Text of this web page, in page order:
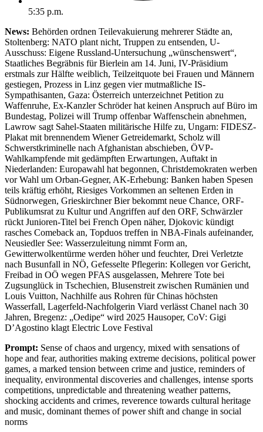
5:35 p.m.
News: Behörden ordnen Teilevakuierung mehrerer Städte an,
Stoltenberg: NATO plant nicht, Truppen zu entsenden, U-
Ausschuss: Eigene Russland-Untersuchung „wünschenswert“,
Staatliches Begräbnis für Bierlein am 14. Juni, IV-Präsidium
erstmals zur Hälfte weiblich, Teilzeitquote bei Frauen und Männern
gestiegen, Prozess in Linz gegen vier mutmaßliche IS-
Sympathisanten, Gaza: Österreich unterzeichnet Petition zu
Waffenruhe, Ex-Kanzler Schröder hat keinen Anspruch auf Büro im
Bundestag, Polizei will Trump offenbar Waffenschein abnehmen,
Lawrow sagt Sahel-Staaten militärische Hilfe zu, Ungarn: FIDESZ-
Plakat mit brennendem Wiener Getreidemarkt, Scholz will
Schwerstkriminelle nach Afghanistan abschieben, ÖVP-
Wahlkampfende mit gedämpften Erwartungen, Auftakt in
Niederlanden: Europawahl hat begonnen, Christdemokraten werben
vor Wahl um Orban-Gegner, AK-Erhebung: Banken haben Spesen
teils kräftig erhöht, Riesiges Vorkommen an seltenen Erden in
Südnorwegen, Grieskirchner Bier bekommt neue Chance, ORF-
Publikumsrat zu Kultur und Angriffen auf den ORF, Schwärzler
rückt Junioren-Titel bei French Open näher, Djokovic kündigt
rasches Comeback an, Topduos treffen in NBA-Finals aufeinander,
Neusiedler See: Wasserzuleitung nimmt Form an,
Gewitterwolkentürme werden höher und feuchter, Drei Verletzte
nach Busunfall in NÖ, Gefesselte Pflegerin: Kollegen vor Gericht,
Freibad in OÖ wegen PFAS ausgelassen, Mehrere Tote bei
Zugsunglück in Tschechien, Blusenstreit zwischen Rumänien und
Louis Vuitton, Nachhilfe aus Rohren für Chinas höchsten
Wasserfall, Lagerfeld-Nachfolgerin Viard verlässt Chanel nach 30
Jahren, Bregenz: „Oedipe“ wird 2025 Hausoper, CoV: Gigi
D’Agostino klagt Electric Love Festival
Prompt: Sense of chaos and urgency, mixed with sensations of
hope and fear, authorities making extreme decisions, political power
games, a marked tension between crime and justice, reminders of
inequality, environmental discoveries and challenges, intense sports
competitions, unpredictable and threatening weather patterns,
shocking accidents and crimes, reverence towards cultural heritage
and music, dominant themes of power shift and change in social
norms